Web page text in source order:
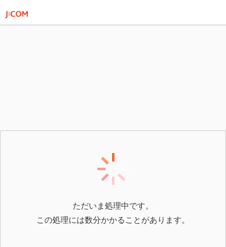
ただいま処理中です。
この処理には数分かかることがあります。